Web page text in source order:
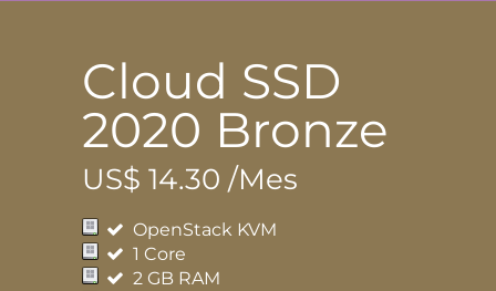
Cloud SSD
2020 Bronze
US$ 14.30 /Mes
OpenStack KVM
1 Core
2 GB RAM